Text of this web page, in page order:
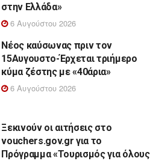
στην Ελλάδα»
6 Αυγούστου 2026
Νέος καύσωνας πριν τον
15Αυγουστο-Έρχεται τριήμερο
κύμα ζέστης με «40άρια»
6 Αυγούστου 2026
Ξεκινούν οι αιτήσεις στο
vouchers.gov.gr για το
Πρόγραμμα «Τουρισμός για όλους